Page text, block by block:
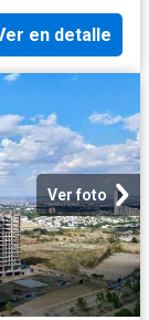
en detalle
Ver foto